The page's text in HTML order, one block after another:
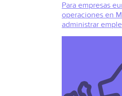
Para empresas
operaciones en
administrar